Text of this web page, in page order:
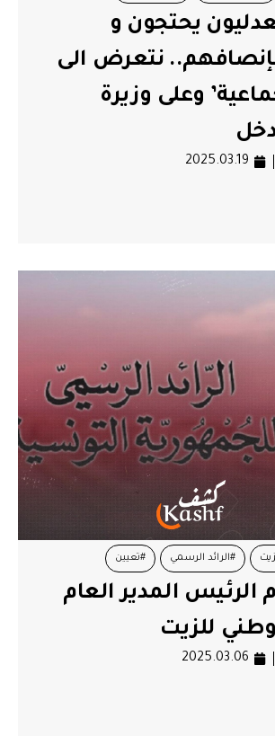
يحتجون و
نتعرض الى
وعلى وزيرة
2025.03.19
#الرائد الرسمي #تعيين
الرئيس المدير العام
للزيت
2025.03.06